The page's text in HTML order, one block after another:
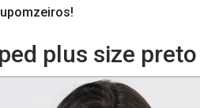
plus size